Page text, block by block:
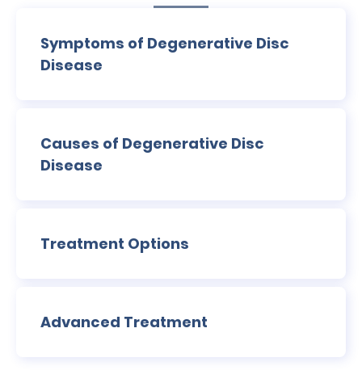
Symptoms of Degenerative Disc
Disease
Causes of Degenerative Disc
Disease
Treatment Options
Advanced Treatment